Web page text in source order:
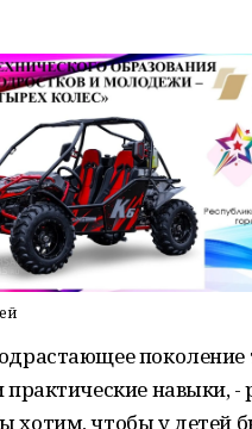
навыки, -
хотим, чтобы у детей